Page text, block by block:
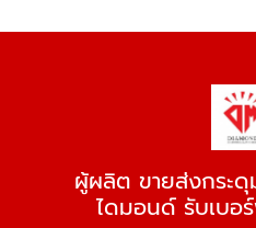
ผู้ผลิต ขายส่งกระดุ
ไดมอนด์ รับเบอ